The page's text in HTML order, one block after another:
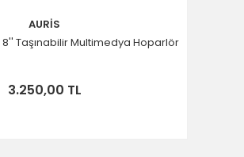
AURİS
8'' Taşınabilir Multimedya Hoparlör
3.250,00 TL